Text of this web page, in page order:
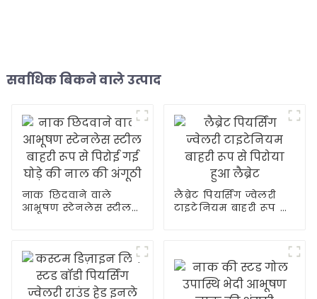
सर्वाधिक बिकने वाले उत्पाद
नाक छिदवाने वाले
आभूषण स्टेनलेस स्टील
लैब्रेट पियर्सिंग ज्वेलरी
टाइटेनियम बाहरी रूप से